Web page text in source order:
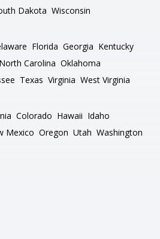
Dakota Wisconsin
Florida Georgia Kentucky
North Carolina Oklahoma
Texas Virginia West Virginia
Colorado Hawaii Idaho
Mexico Oregon Utah Washington